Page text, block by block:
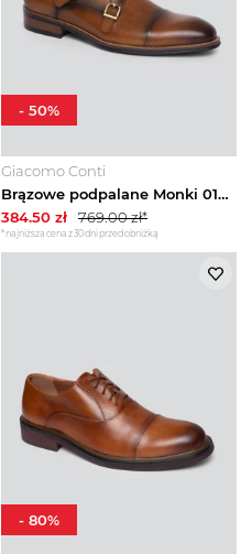
Giacomo Conti
Brązowe podpalane Monki 01001A80NNA Giacomo Conti
384.50 zł 769.00zł*
*najniższa cena z 30 dni przed obniżką
- 50%
- 80%